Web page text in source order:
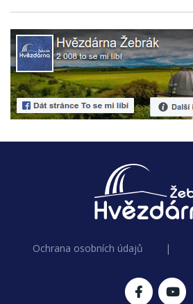
Ochrana osobních údajů |